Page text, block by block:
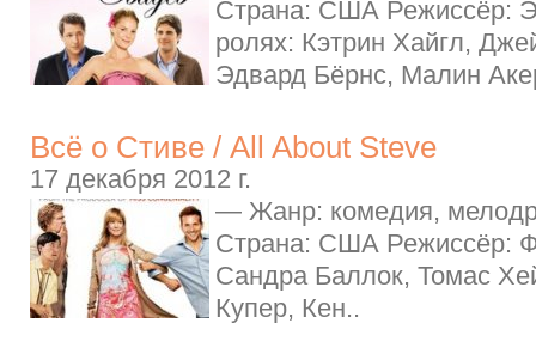
Страна: США Режиссёр:
ролях: Кэтрин Хайгл,
Эдвард Бёрнс, Малин
Всё о Стиве / All About Steve
17 декабря 2012 г.
— Жанр: комедия,
Страна: США Режиссёр:
Сандра Баллок, Томас
Купер, Кен..